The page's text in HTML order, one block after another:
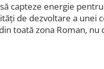
capteze energie
de dezvoltare a unei
toată zona Roman, nu